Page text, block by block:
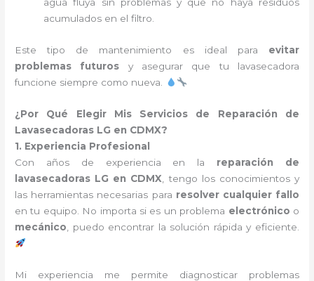
agua fluya sin problemas y que no haya residuos
acumulados en el filtro.
Este tipo de mantenimiento es ideal para evitar
problemas futuros y asegurar que tu lavasecadora
funcione siempre como nueva.
¿Por Qué Elegir Mis Servicios de Reparación de
Lavasecadoras LG en CDMX?
1. Experiencia Profesional
Con años de experiencia en la reparación de
lavasecadoras LG en CDMX , tengo los conocimientos y
las herramientas necesarias para resolver cualquier fallo
en tu equipo. No importa si es un problema electrónico o
mecánico , puedo encontrar la solución rápida y eficiente.
Mi experiencia me permite diagnosticar problemas